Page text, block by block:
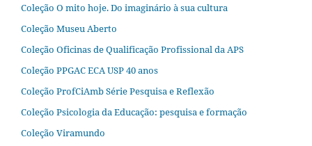
Coleção O mito hoje. Do imaginário à sua cultura
Coleção Museu Aberto
Coleção Oficinas de Qualificação Profissional da APS
Coleção PPGAC ECA USP 40 anos
Coleção ProfCiAmb Série Pesquisa e Reflexão
Coleção Psicologia da Educação: pesquisa e formação
Coleção Viramundo